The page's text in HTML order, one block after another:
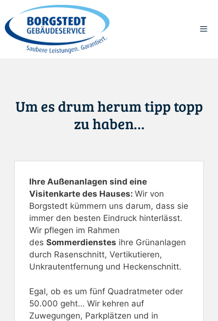
Inhalt
springen
Um es drum herum tipp topp
zu haben…
Ihre Außenanlagen sind eine
Visitenkarte des Hauses: Wir von
Borgstedt kümmern uns darum, dass sie
immer den besten Eindruck hinterlässt.
Wir pflegen im Rahmen
des Sommerdienstes ihre Grünanlagen
durch Rasenschnitt, Vertikutieren,
Unkrautentfernung und Heckenschnitt.
Egal, ob es um fünf Quadratmeter oder
50.000 geht… Wir kehren auf
Zuwegungen, Parkplätzen und in